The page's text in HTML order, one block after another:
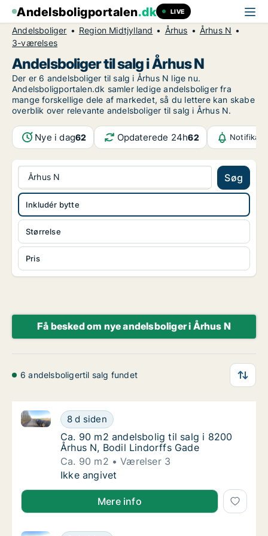
Andelsboligportalen.dk LIVE
Andelsboliger Region Midtjylland Århus
Århus N
3-værelses
Andelsboliger til salg i Århus N
Der er 6 andelsboliger til salg i Århus N lige nu.
Andelsboligportalen.dk samler ledige andelsboliger fra
mange forskellige dele af markedet, så du lettere kan skabe
overblik over relevante andelsboliger til salg i Århus N.
Nye i dag62 Opdaterede 24h62
Århus N Søg
Størrelse
Pris
Inkludér bytte
Få besked om nye andelsboliger i Århus N
6 andelsboligertil salg fundet
Ca. 90 m2 andelsbolig til salg i 8200 Århus
8 d siden
Ca. 90 m2 andelsbolig til salg i 8200 Århus N, Bodil
Ca. 90 m2 andelsbolig til salg i 8200 Århus
Ca. 90 m2 andelsbolig til salg i 8200
Århus N, Bodil Lindorffs Gade
Ca. 90 m2
Værelser 3
Ca. 90 m2 andelsbolig til salg i 8200 Århus
Ikke angivet
Mere info